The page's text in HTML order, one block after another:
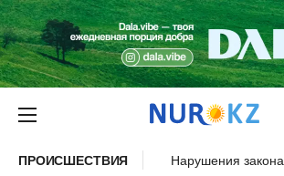
ПРОИСШЕСТВИЯ Нарушения закона